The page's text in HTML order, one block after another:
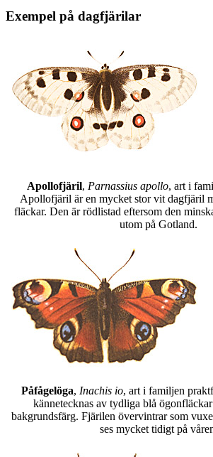
Exempel på dagfjärilar
Apollofjäril, Parnassius apollo, art i
Apollofjäril är en mycket stor vit dagfjäril
fläckar. Den är rödlistad eftersom den
utom på Gotland.
Påfågelöga, Inachis io, art i familjen
kännetecknas av tydliga blå
bakgrundsfärg. Fjärilen övervintrar som
ses mycket tidigt på